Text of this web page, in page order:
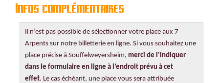
Infos complémentaires
Il n’est pas possible de sélectionner votre place aux 7
Arpents sur notre billetterie en ligne. Si vous souhaitez une
place précise à Souffelweyersheim, merci de l'indiquer
dans le formulaire en ligne à l’endroit prévu à cet
effet. Le cas échéant, une place vous sera attribuée